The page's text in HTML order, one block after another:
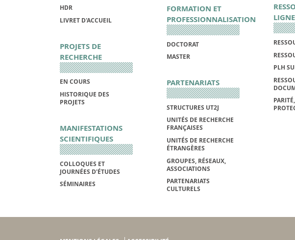
HDR
LIVRET D'ACCUEIL
PROJETS DE
RECHERCHE
EN COURS
HISTORIQUE DES
PROJETS
MANIFESTATIONS
SCIENTIFIQUES
COLLOQUES ET
JOURNÉES D'ÉTUDES
SÉMINAIRES
FORMATION ET
PROFESSIONNALISATION
DOCTORAT
MASTER
PARTENARIATS
STRUCTURES UT2J
UNITÉS DE RECHERCHE
FRANÇAISES
UNITÉS DE RECHERCHE
ÉTRANGÈRES
GROUPES, RÉSEAUX,
ASSOCIATIONS
PARTENARIATS
CULTURELS
LIGNE
PLH